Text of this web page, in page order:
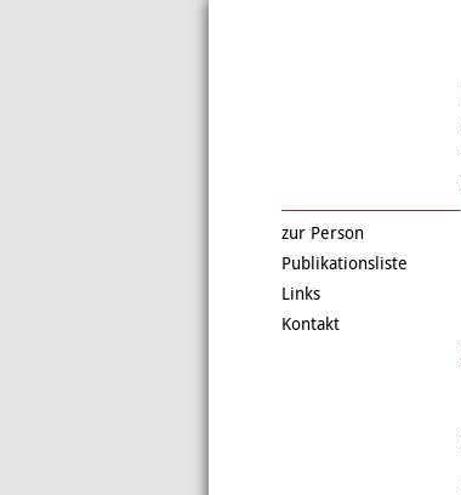
zur Person
Publikationsliste
Links
Kontakt